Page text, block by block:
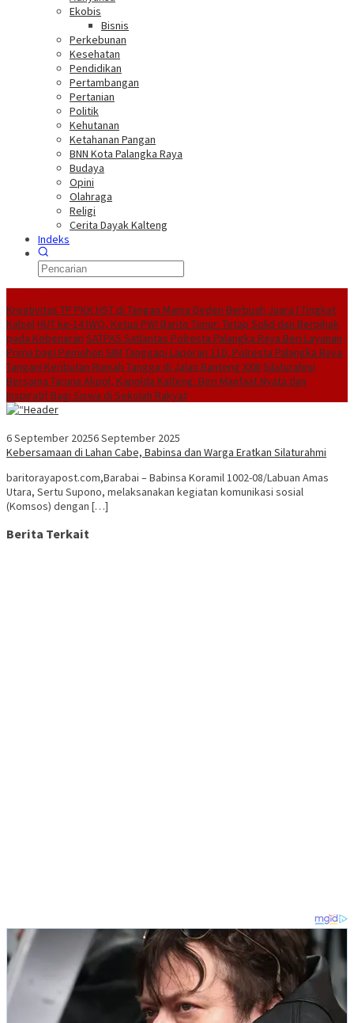
Ekobis
Bisnis
Perkebunan
Kesehatan
Pendidikan
Pertambangan
Pertanian
Politik
Kehutanan
Ketahanan Pangan
BNN Kota Palangka Raya
Budaya
Opini
Olahraga
Religi
Cerita Dayak Kalteng
Indeks
Kreativitas TP PKK HST di Tangan Mama Deden Berbuah Juara I Tingkat
KalselHUT ke-14 IWO, Ketua PWI Barito Timur: Tetap Solid dan Berpihak
pada Kebenaran SATPAS Satlantas Polresta Palangka Raya Beri Layanan
Prima bagi Pemohon SIM Tanggapi Laporan 110, Polresta Palangka Raya
Tangani Keributan Rumah Tangga di Jalan Banteng XXIII Silaturahmi
Bersama Taruna Akpol, Kapolda Kalteng: Beri Manfaat Nyata dan
Inspiratif Bagi Siswa di Sekolah Rakyat
6 September 20256 September 2025
Kebersamaan di Lahan Cabe, Babinsa dan Warga Eratkan Silaturahmi
baritorayapost.com,Barabai – Babinsa Koramil 1002-08/Labuan Amas
Utara, Sertu Supono, melaksanakan kegiatan komunikasi sosial
(Komsos) dengan […]
Berita Terkait